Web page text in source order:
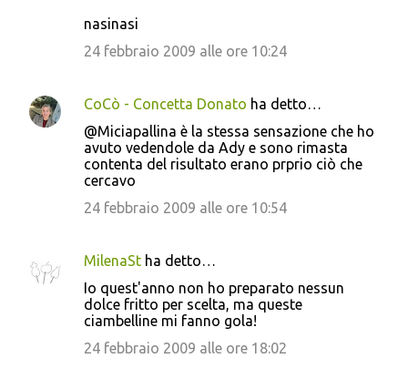
nasinasi
24 febbraio 2009 alle ore 10:24
CoCò - Concetta Donato ha detto…
@Miciapallina è la stessa sensazione che ho
avuto vedendole da Ady e sono rimasta
contenta del risultato erano prprio ciò che
cercavo
24 febbraio 2009 alle ore 10:54
MilenaSt ha detto…
Io quest'anno non ho preparato nessun
dolce fritto per scelta, ma queste
ciambelline mi fanno gola!
24 febbraio 2009 alle ore 18:02